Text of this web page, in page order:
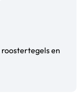
roostertegels en